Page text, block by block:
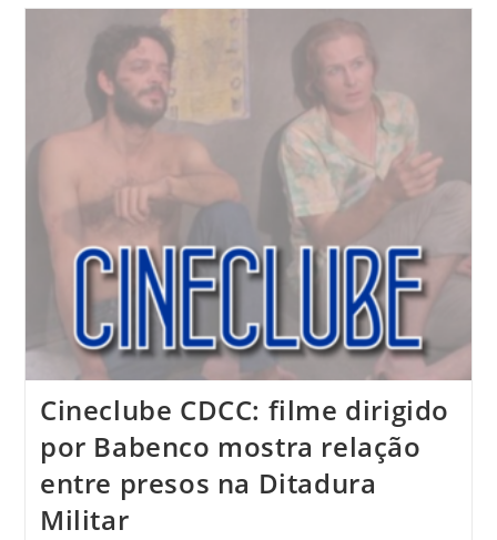
Cineclube CDCC: filme dirigido
por Babenco mostra relação
entre presos na Ditadura
Militar